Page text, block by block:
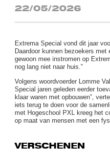
22/05/2026
Extrema Special vond dit jaar
Daardoor kunnen bezoekers
gewoon mee instromen op
nog lang niet naar huis.”
Volgens woordvoerder Lomme
Special jaren geleden eerder
klaar waren met opbouwen”,
iets terug te doen voor de
met Hogeschool PXL kreeg het
op maat van mensen met een
VERSCHENEN